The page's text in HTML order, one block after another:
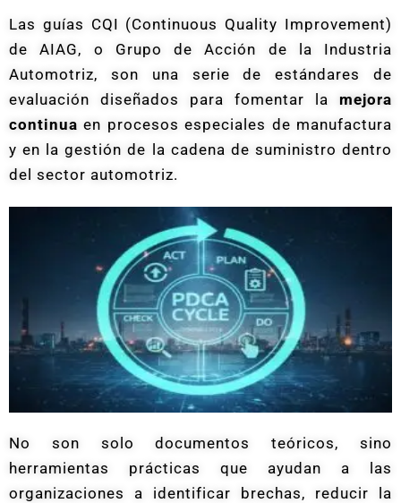
Las guías CQI (Continuous Quality Improvement)
de AIAG, o Grupo de Acción de la Industria
Automotriz, son una serie de estándares de
evaluación diseñados para fomentar la mejora
continua en procesos especiales de manufactura
y en la gestión de la cadena de suministro dentro
del sector automotriz.
No son solo documentos teóricos, sino
herramientas prácticas que ayudan a las
organizaciones a identificar brechas, reducir la